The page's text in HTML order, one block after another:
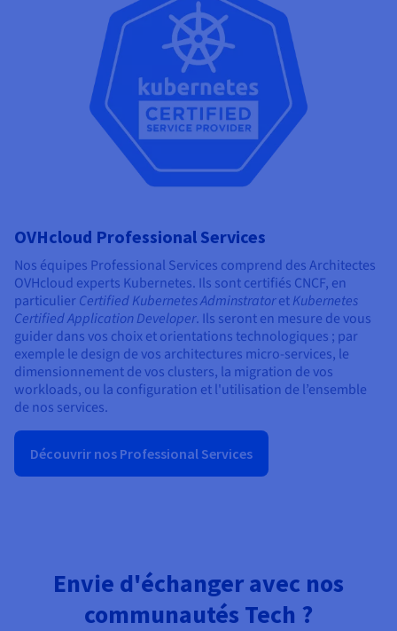
OVHcloud Professional Services
Nos équipes Professional Services comprend des Architectes
OVHcloud experts Kubernetes. Ils sont certifiés CNCF, en
particulierCertified Kubernetes AdminstratoretKubernetes
Certified Application Developer. Ils seront en mesure de vous
guider dans vos choix et orientations technologiques ; par
exemple le design de vos architectures micro-services, le
dimensionnement de vos clusters, la migration de vos
workloads, ou la configuration et l'utilisation de l’ensemble
de nos services.
Découvrir nos Professional Services
Envie d'échanger avec nos
communautés Tech ?